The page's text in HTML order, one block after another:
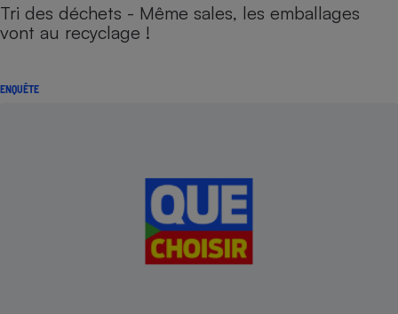
Tri des déchets - Même sales, les emballages
vont au recyclage !
ENQUÊTE